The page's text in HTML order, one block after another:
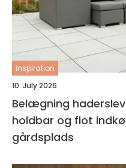
inspiration
10. July 2026
Belægning
holdbar og flot
gårdsplads